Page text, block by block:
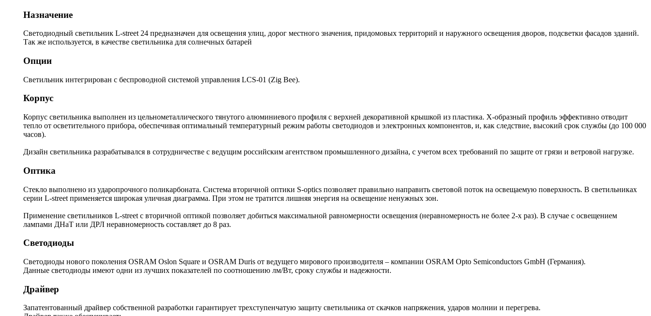
Назначение
Светодиодный светильник L-street 24 предназначен для освещения улиц, дорог местного значения, придомовых территорий и наружного освещения дворов, подсветки фасадов зданий.
Так же используется, в качестве светильника для солнечных батарей
Опции
Светильник интегрирован с беспроводной системой управления LCS-01 (Zig Bee).
Корпус
Корпус светильника выполнен из цельнометаллического тянутого алюминиевого профиля с верхней декоративной крышкой из пластика. Х-образный профиль эффективно отводит
тепло от осветительного прибора, обеспечивая оптимальный температурный режим работы светодиодов и электронных компонентов, и, как следствие, высокий срок службы (до 100 000
часов).
Дизайн светильника разрабатывался в сотрудничестве с ведущим российским агентством промышленного дизайна, с учетом всех требований по защите от грязи и ветровой нагрузке.
Оптика
Стекло выполнено из ударопрочного поликарбоната. Система вторичной оптики S-optics позволяет правильно направить световой поток на освещаемую поверхность. В светильниках
серии L-street применяется широкая уличная диаграмма. При этом не тратится лишняя энергия на освещение ненужных зон.
Применение светильников L-street с вторичной оптикой позволяет добиться максимальной равномерности освещения (неравномерность не более 2-х раз). В случае с освещением
лампами ДНаТ или ДРЛ неравномерность составляет до 8 раз.
Светодиоды
Светодиоды нового поколения OSRAM Oslon Square и OSRAM Duris от ведущего мирового производителя – компании OSRAM Opto Semiconductors GmbH (Германия).
Данные светодиоды имеют одни из лучших показателей по соотношению лм/Вт, сроку службы и надежности.
Драйвер
Запатентованный драйвер собственной разработки гарантирует трехступенчатую защиту светильника от скачков напряжения, ударов молнии и перегрева.